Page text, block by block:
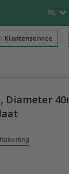
NL
Klantenservice